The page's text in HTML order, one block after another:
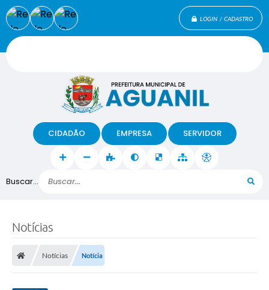
LOGIN / CADASTRO
Buscar...
CIDADÃO EMPRESA SERVIDOR
Notícias
Notícias Notícia